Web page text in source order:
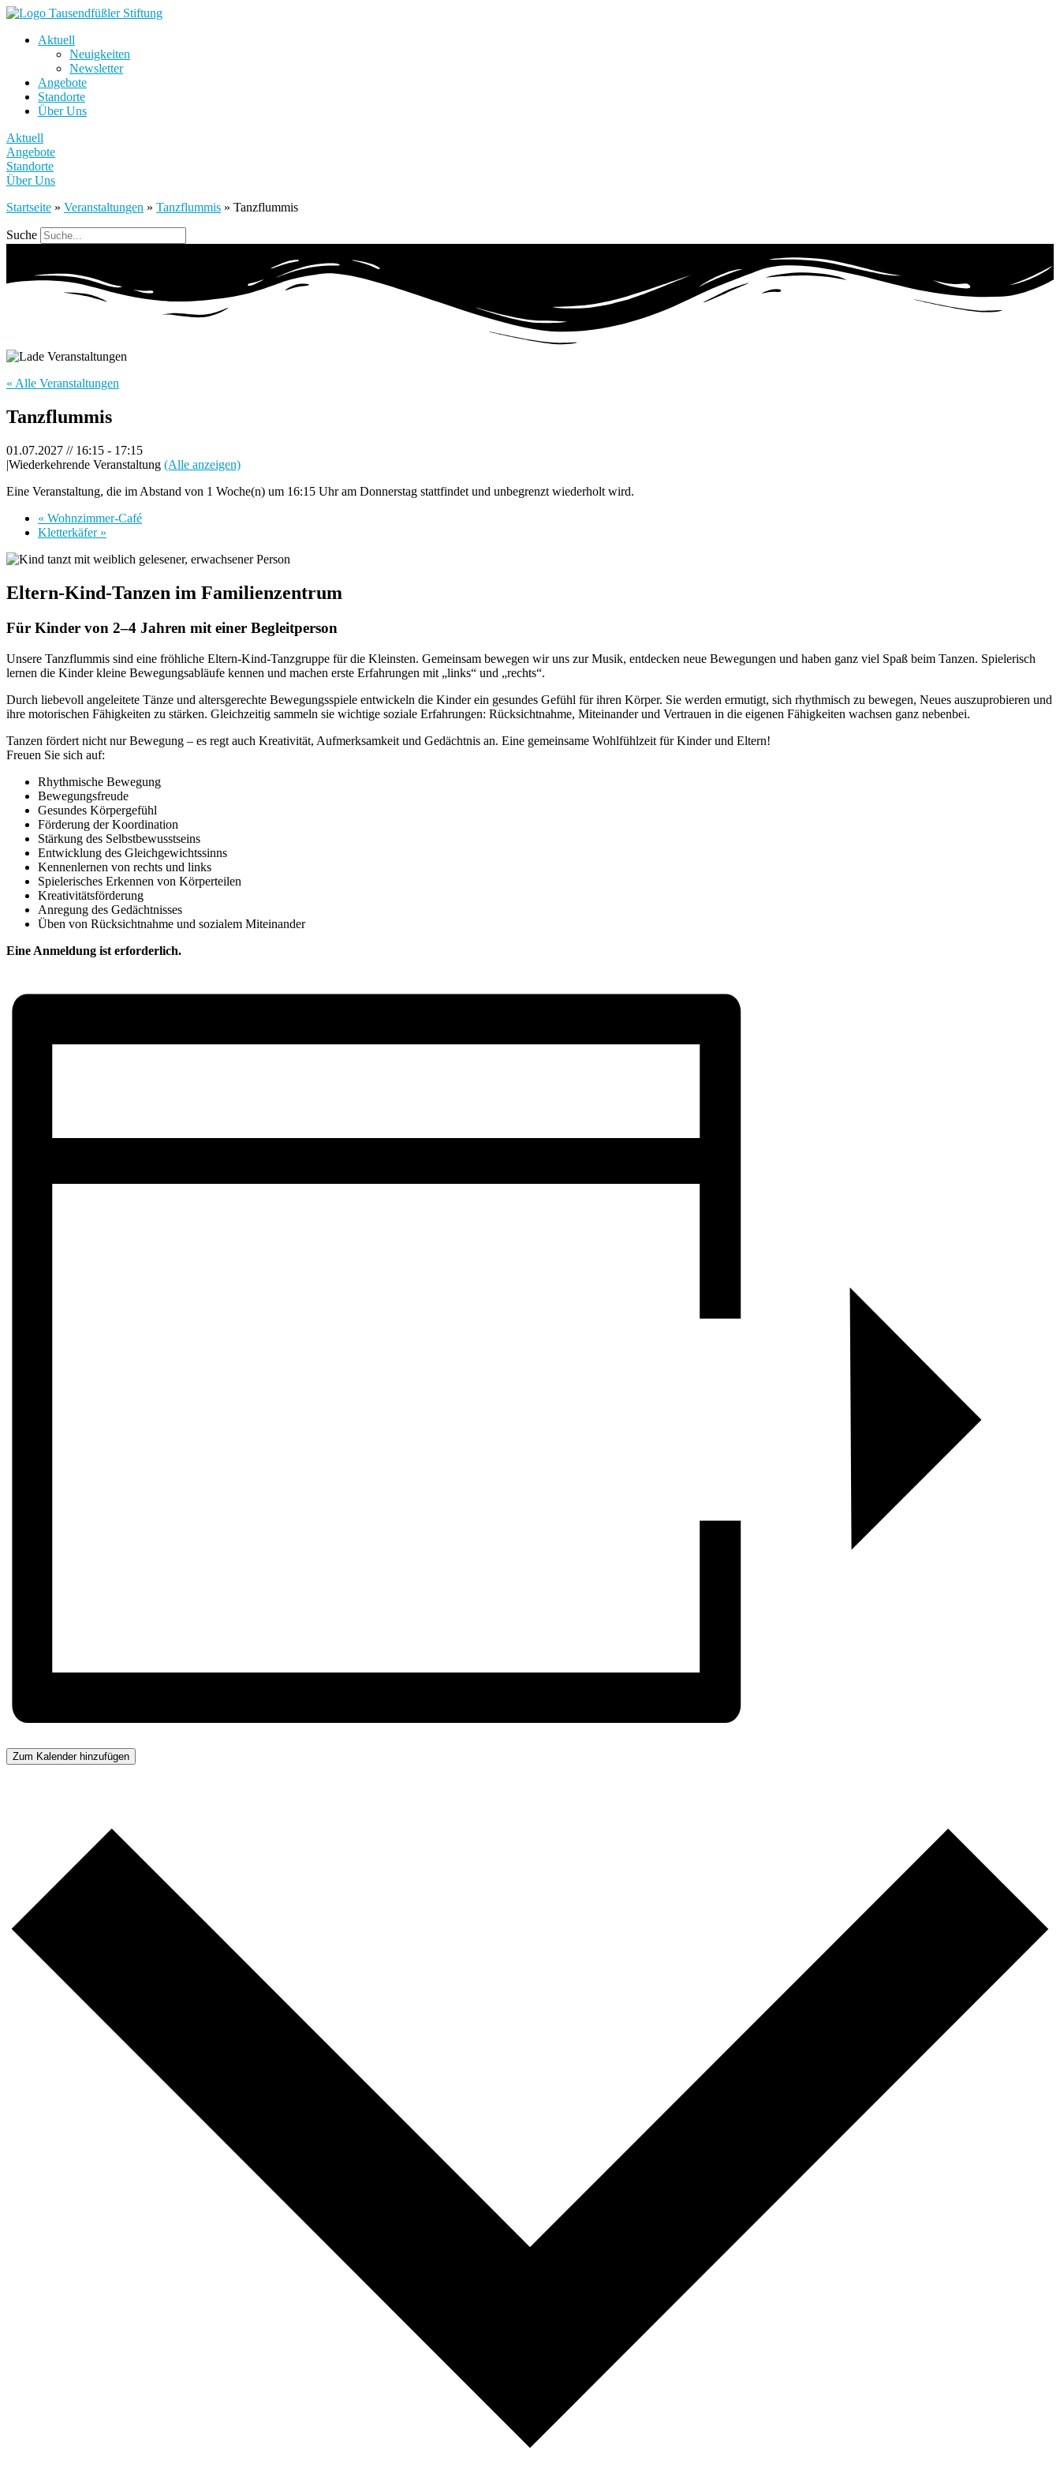
Aktuell
Neuigkeiten
Newsletter
Angebote
Standorte
Über Uns
Aktuell
Angebote
Standorte
Über Uns
Startseite » Veranstaltungen » Tanzflummis » Tanzflummis
Suche
« Alle Veranstaltungen
Tanzflummis
01.07.2027 // 16:15 - 17:15
|Wiederkehrende Veranstaltung (Alle anzeigen)
Eine Veranstaltung, die im Abstand von 1 Woche(n) um 16:15 Uhr am Donnerstag stattfindet und unbegrenzt wiederholt wird.
« Wohnzimmer-Café
Kletterkäfer »
Eltern-Kind-Tanzen im Familienzentrum
Für Kinder von 2–4 Jahren mit einer Begleitperson
Unsere Tanzflummis sind eine fröhliche Eltern-Kind-Tanzgruppe für die Kleinsten. Gemeinsam bewegen wir uns zur Musik, entdecken neue Bewegungen und haben ganz viel Spaß beim Tanzen. Spielerisch
lernen die Kinder kleine Bewegungsabläufe kennen und machen erste Erfahrungen mit „links“ und „rechts“.
Durch liebevoll angeleitete Tänze und altersgerechte Bewegungsspiele entwickeln die Kinder ein gesundes Gefühl für ihren Körper. Sie werden ermutigt, sich rhythmisch zu bewegen, Neues auszuprobieren und
ihre motorischen Fähigkeiten zu stärken. Gleichzeitig sammeln sie wichtige soziale Erfahrungen: Rücksichtnahme, Miteinander und Vertrauen in die eigenen Fähigkeiten wachsen ganz nebenbei.
Tanzen fördert nicht nur Bewegung – es regt auch Kreativität, Aufmerksamkeit und Gedächtnis an. Eine gemeinsame Wohlfühlzeit für Kinder und Eltern!
Freuen Sie sich auf:
Rhythmische Bewegung
Bewegungsfreude
Gesundes Körpergefühl
Förderung der Koordination
Stärkung des Selbstbewusstseins
Entwicklung des Gleichgewichtssinns
Kennenlernen von rechts und links
Spielerisches Erkennen von Körperteilen
Kreativitätsförderung
Anregung des Gedächtnisses
Üben von Rücksichtnahme und sozialem Miteinander
Eine Anmeldung ist erforderlich.
Zum Kalender hinzufügen